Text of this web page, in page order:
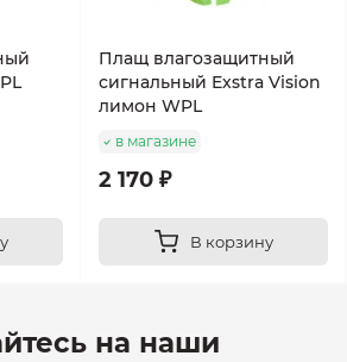
Плащ влагозащитный
сигнальный Exstra Vision
лимон WPL
в магазине
2 170 ₽
В корзину
на наши